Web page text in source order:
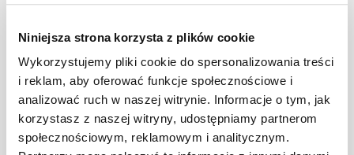
Niniejsza strona korzysta z plików cookie
Wykorzystujemy pliki cookie do spersonalizowania treści
i reklam, aby oferować funkcje społecznościowe i
analizować ruch w naszej witrynie. Informacje o tym, jak
korzystasz z naszej witryny, udostępniamy partnerom
społecznościowym, reklamowym i analitycznym.
ceglasty
szt –
Grzebień
okapowy
płaski GOP 55
brązowy
szt –